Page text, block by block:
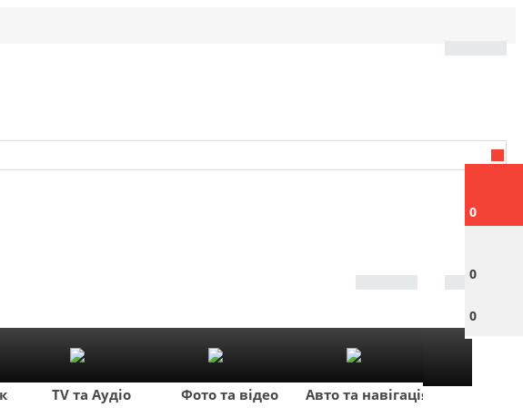
0
0
0
TV та Аудіо Фото та відео Авто та навігація